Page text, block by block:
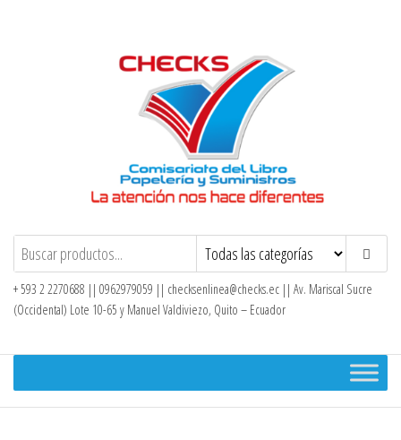
Checks – Tienda en Línea
+ 593 2 2270688 || 0962979059 || checksenlinea@checks.ec || Av. Mariscal Sucre
(Occidental) Lote 10-65 y Manuel Valdiviezo, Quito – Ecuador